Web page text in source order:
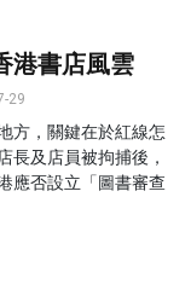
港書店風雲
29
方，關鍵在於紅線怎
長及店員被拘捕後，
應否設立「圖書審查